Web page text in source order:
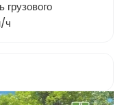
грузового
ч